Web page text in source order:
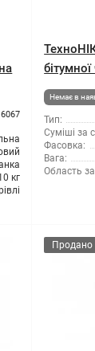
кг
Немає в
Тип:
Суміші за
Фасовка:
Вага:
Область
Продано